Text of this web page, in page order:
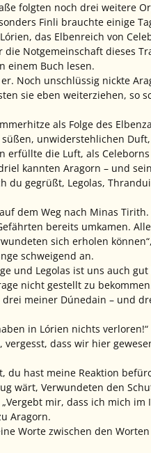
folgten noch drei weitere
Finli brauchte einige
das Elbenreich von
Notgemeinschaft dieses
einem Buch lesen.
Noch unschlüssig nickte
sie eben weiterziehen, so
als Folge des
unwiderstehlichen
die Luft, als
kannten Aragorn – und
du gegrüßt, Legolas,
dem Weg nach Minas
bereits umkamen.
sich erholen
schweigend an.
und Legolas ist uns auch
nicht gestellt zu
meiner Dúnedain – und
in Lórien nichts verloren!“
dass wir hier
du hast meine Reaktion
wärt, Verwundeten den
mir, dass ich mich
Aragorn.
Worte zwischen den